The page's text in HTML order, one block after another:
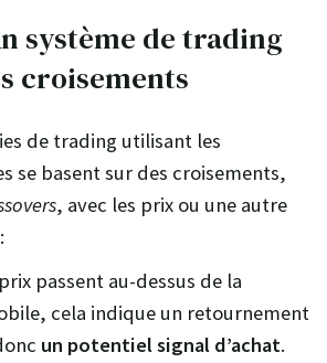
système de trading
croisements
de trading utilisant les
se basent sur des croisements,
, avec les prix ou une autre
passent au-dessus de la
cela indique un retournement
un potentiel signal d’achat.